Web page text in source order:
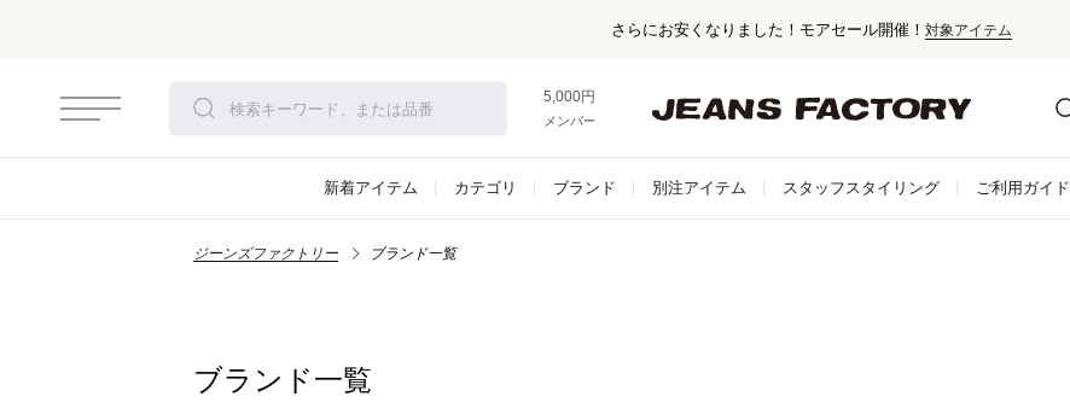
さらにお安くなりました！モアセール開催！ 対象アイテム
5,000円以上お買い上げで送料無料！
メンバー登録でお得な情報をゲット。さらに詳しく
新着アイテム カテゴリ ブランド 別注アイテム スタッフスタイリング ご利用ガイド
ジーンズファクトリー ブランド一覧
ブランド一覧